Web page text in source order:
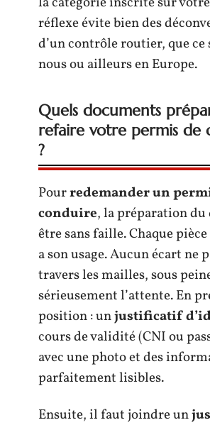
réflexe évite bien des
d’un contrôle routier, que ce
nous ou ailleurs en Europe.
Quels documents
refaire votre permis de
?
Pourredemander un
conduire, la préparation
être sans faille. Chaque
a son usage. Aucun écart ne
travers les mailles, sous
sérieusement l’attente. En
position : unjustificatif
cours de validité (CNI ou
avec une photo et des
parfaitement lisibles.
Ensuite, il faut joindre un